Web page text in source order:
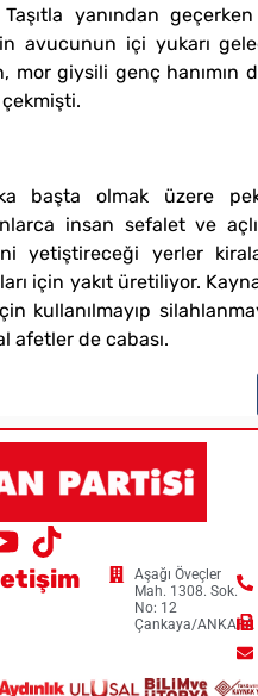
yanından
avucunun içi yukarı
mor giysili genç hanımın
başta olmak üzere
insan sefalet ve
yetiştireceği yerler
için yakıt üretiliyor.
kullanılmayıp
afetler de cabası.
Aşağı Öveçler
Mah. 1308. Sok.
No: 12
Çankaya/ANKARA